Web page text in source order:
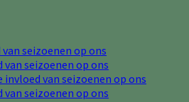
van seizoenen op ons
van seizoenen op ons
invloed van seizoenen op ons
van seizoenen op ons